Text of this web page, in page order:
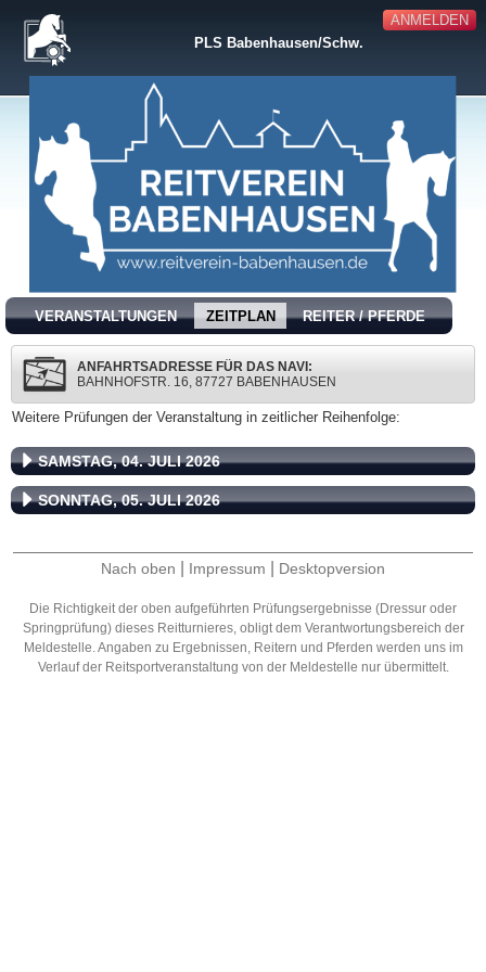
ANMELDEN
PLS Babenhausen/Schw.
VERANSTALTUNGEN ZEITPLAN REITER / PFERDE
ANFAHRTSADRESSE FÜR DAS NAVI:
BAHNHOFSTR. 16, 87727 BABENHAUSEN
Weitere Prüfungen der Veranstaltung in zeitlicher Reihenfolge:
SAMSTAG, 04. JULI 2026
SONNTAG, 05. JULI 2026
Nach oben Impressum Desktopversion
Die Richtigkeit der oben aufgeführten Prüfungsergebnisse (Dressur oder
Springprüfung) dieses Reitturnieres, obligt dem Verantwortungsbereich der
Meldestelle. Angaben zu Ergebnissen, Reitern und Pferden werden uns im
Verlauf der Reitsportveranstaltung von der Meldestelle nur übermittelt.